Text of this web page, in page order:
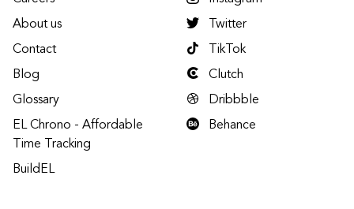
About us
Contact
Blog
Glossary
EL Chrono - Affordable
Time Tracking
BuildEL
Twitter
TikTok
Clutch
Dribbble
Behance